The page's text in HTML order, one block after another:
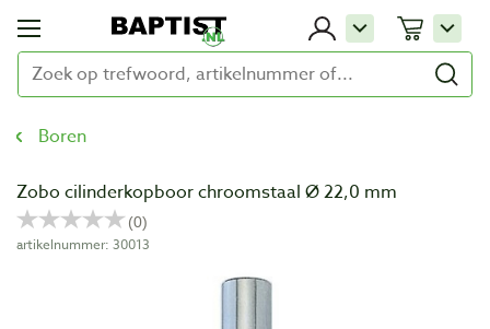
Boren
Zobo cilinderkopboor chroomstaal Ø 22,0 mm
artikelnummer: 30013